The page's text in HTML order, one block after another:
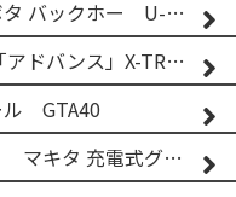
現場が、もっと楽しくなる！クボタ バックホー U-25-3A
STIHL フォレストリーハーネス「アドバンス」X-TREEm
ル GTA40
押すだけフィールドを制覇する！ マキタ 充電式グランドトリマー MUG001G